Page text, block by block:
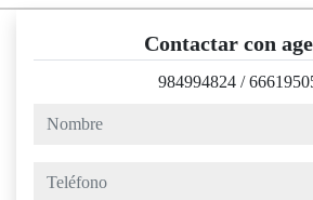
Contactar con
984994824 /
nombre
teléfono